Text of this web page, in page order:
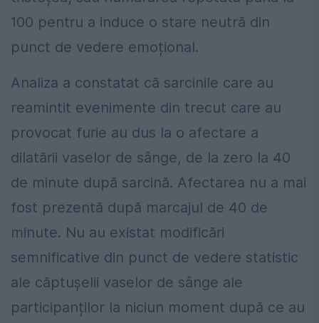
100 pentru a induce o stare neutră din
punct de vedere emoțional.
Analiza a constatat că sarcinile care au
reamintit evenimente din trecut care au
provocat furie au dus la o afectare a
dilatării vaselor de sânge, de la zero la 40
de minute după sarcină. Afectarea nu a mai
fost prezentă după marcajul de 40 de
minute. Nu au existat modificări
semnificative din punct de vedere statistic
ale căptușelii vaselor de sânge ale
participanților la niciun moment după ce au